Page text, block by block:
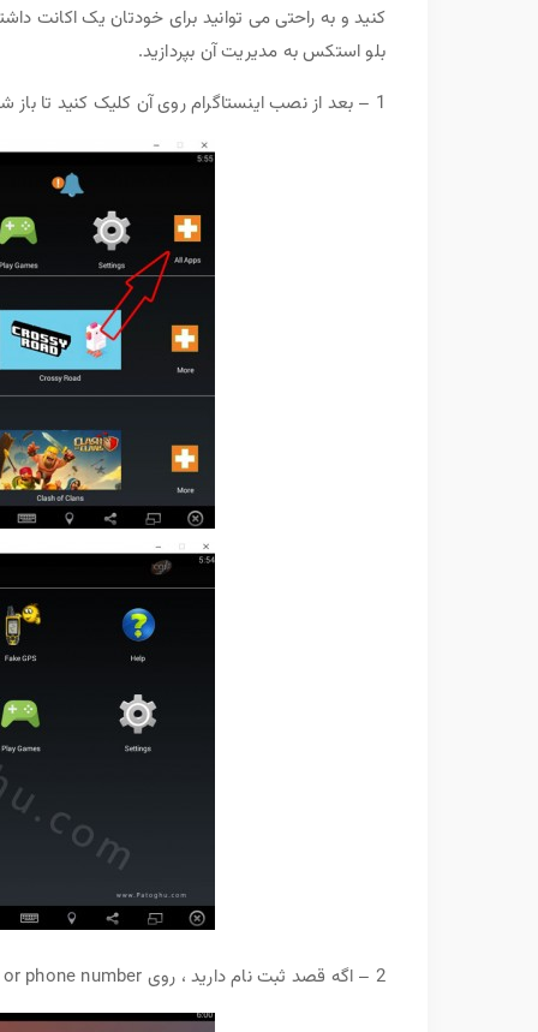
کنید و به راحتی می توانید برای خودتان یک اکانت
بلو استکس به مدیریت آن بپردازید.
1 – بعد از نصب اینستاگرام روی آن کلیک کنید تا باز شود. ( مانند عکس زیر اول روی all apps و سپس instagram کلیک کنید.
2 – اگه قصد ثبت نام دارید ، روی Sign up with email or phone number کلیک کنید.